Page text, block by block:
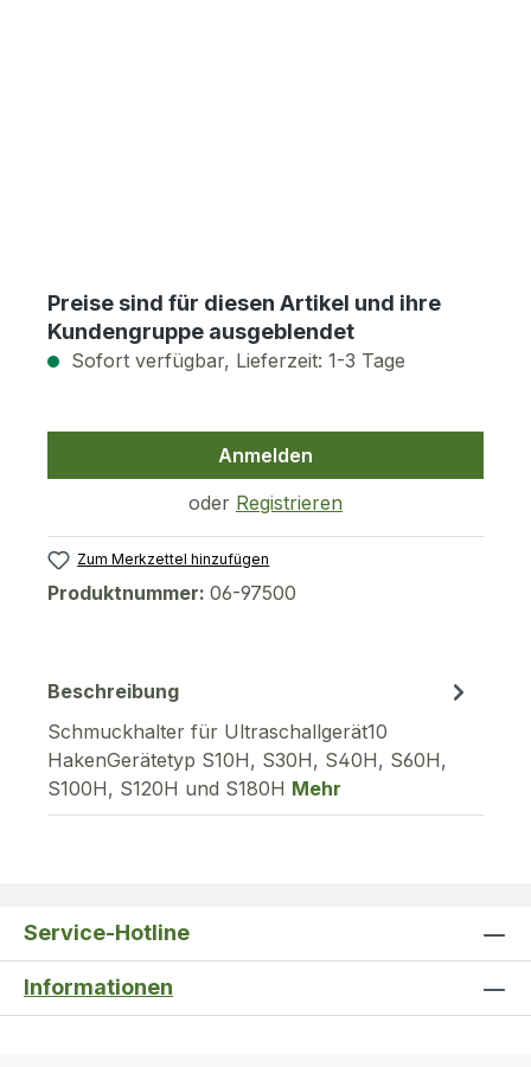
Preise sind für diesen Artikel und ihre
Kundengruppe ausgeblendet
Sofort verfügbar, Lieferzeit: 1-3 Tage
Anmelden
oder Registrieren
Zum Merkzettel hinzufügen
Produktnummer: 06-97500
Beschreibung
Schmuckhalter für Ultraschallgerät10
HakenGerätetyp S10H, S30H, S40H, S60H,
S100H, S120H und S180H Mehr
Service-Hotline
Informationen